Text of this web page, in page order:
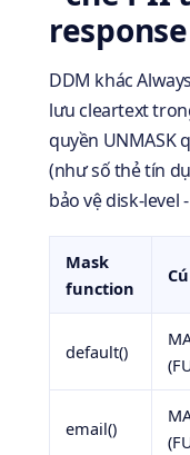
response
DDM khác
lưu cleartext
quyền UNMASK
(như số thẻ tín
bảo vệ disk-level
Mask
function
default()
email()